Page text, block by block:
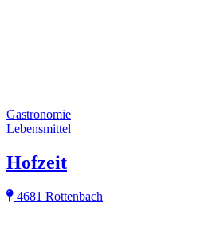
Gastronomie
Lebensmittel
Hofzeit
4681 Rottenbach